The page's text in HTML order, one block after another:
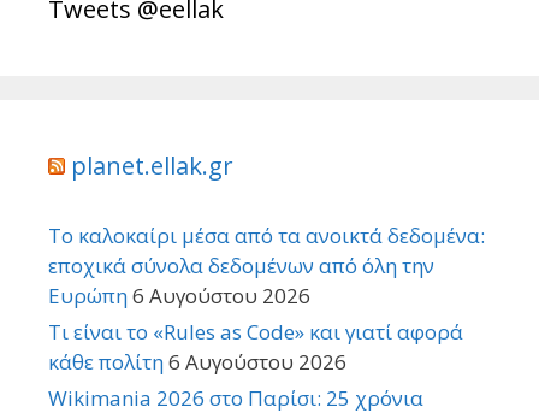
Tweets @eellak
planet.ellak.gr
Το καλοκαίρι μέσα από τα ανοικτά δεδομένα:
εποχικά σύνολα δεδομένων από όλη την
Ευρώπη6 Αυγούστου 2026
Τι είναι το «Rules as Code» και γιατί αφορά
κάθε πολίτη6 Αυγούστου 2026
Wikimania 2026 στο Παρίσι: 25 χρόνια